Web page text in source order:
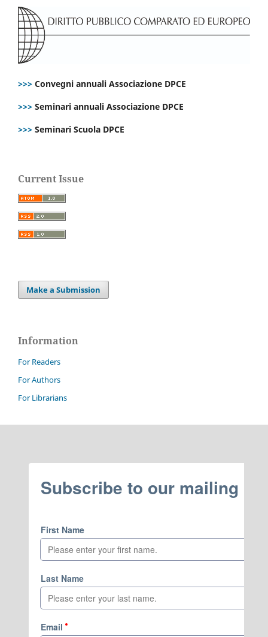
>>> Convegni annuali Associazione DPCE
>>> Seminari annuali Associazione DPCE
>>> Seminari Scuola DPCE
Current Issue
Make a Submission
Information
For Readers
For Authors
For Librarians